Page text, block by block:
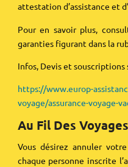
attestation d’assistance et
Pour en savoir plus,
garanties figurant dans la
Infos, Devis et souscriptions
https://www.europ-
voyage/assurance-voyage-
Au Fil Des
Vous désirez annuler
chaque personne inscrite